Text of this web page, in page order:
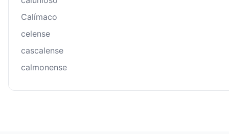
Calímaco
celense
cascalense
calmonense